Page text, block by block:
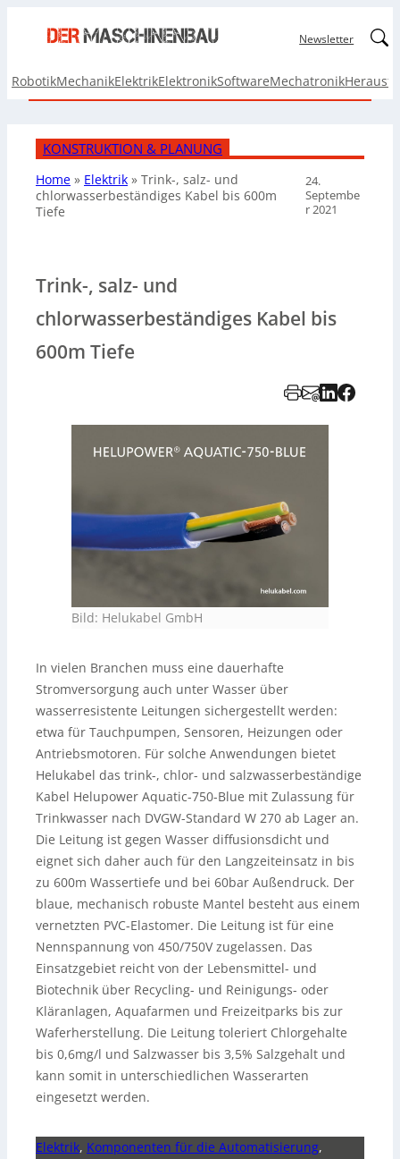
Newsletter
RobotikMechanikElektrikElektronikSoftwareMechatronik
KONSTRUKTION & PLANUNG
Home » Elektrik » Trink-, salz- und
chlorwasserbeständiges Kabel bis 600m
Tiefe
24.
Septembe
r 2021
Trink-, salz- und
chlorwasserbeständiges Kabel bis
600m Tiefe
Bild: Helukabel GmbH
In vielen Branchen muss eine dauerhafte
Stromversorgung auch unter Wasser über
wasserresistente Leitungen sichergestellt werden:
etwa für Tauchpumpen, Sensoren, Heizungen oder
Antriebsmotoren. Für solche Anwendungen bietet
Helukabel das trink-, chlor- und salzwasserbeständige
Kabel Helupower Aquatic-750-Blue mit Zulassung für
Trinkwasser nach DVGW-Standard W 270 ab Lager an.
Die Leitung ist gegen Wasser diffusionsdicht und
eignet sich daher auch für den Langzeiteinsatz in bis
zu 600m Wassertiefe und bei 60bar Außendruck. Der
blaue, mechanisch robuste Mantel besteht aus einem
vernetzten PVC-Elastomer. Die Leitung ist für eine
Nennspannung von 450/750V zugelassen. Das
Einsatzgebiet reicht von der Lebensmittel- und
Biotechnik über Recycling- und Reinigungs- oder
Kläranlagen, Aquafarmen und Freizeitparks bis zur
Waferherstellung. Die Leitung toleriert Chlorgehalte
bis 0,6mg/l und Salzwasser bis 3,5% Salzgehalt und
kann somit in unterschiedlichen Wasserarten
eingesetzt werden.
Elektrik, Komponenten für die Automatisierung,